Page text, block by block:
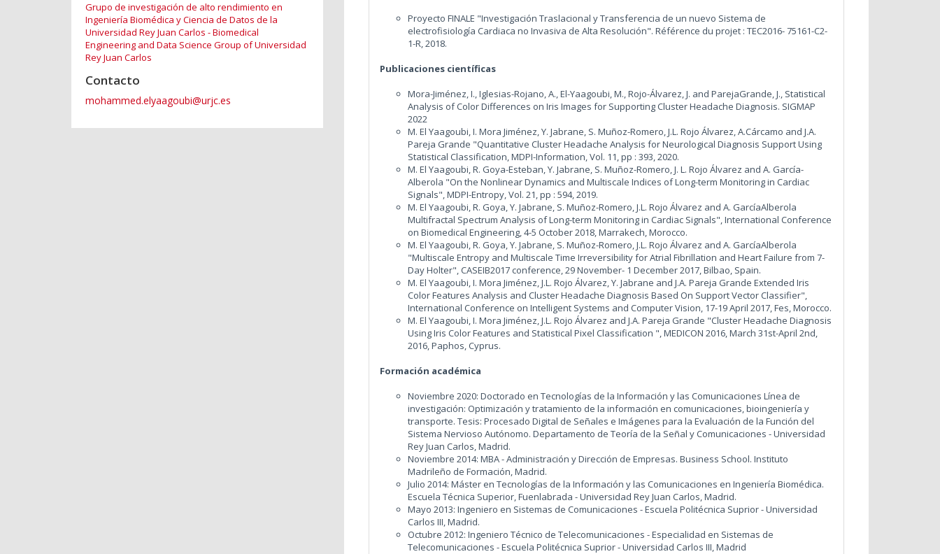
Grupo de investigación de alto rendimiento en
Ingeniería Biomédica y Ciencia de Datos de la
Universidad Rey Juan Carlos - Biomedical
Engineering and Data Science Group of Universidad
Rey Juan Carlos
Contacto
mohammed.elyaagoubi@urjc.es
Proyecto FINALE "Investigación Traslacional y Transferencia de un nuevo Sistema de
electrofisiología Cardiaca no Invasiva de Alta Resolución". Référence du projet : TEC2016- 75161-C2-
1-R, 2018.
Publicaciones científicas
Mora-Jiménez, I., Iglesias-Rojano, A., El-Yaagoubi, M., Rojo-Álvarez, J. and ParejaGrande, J., Statistical
Analysis of Color Differences on Iris Images for Supporting Cluster Headache Diagnosis. SIGMAP
2022
M. El Yaagoubi, I. Mora Jiménez, Y. Jabrane, S. Muñoz-Romero, J.L. Rojo Álvarez, A.Cárcamo and J.A.
Pareja Grande "Quantitative Cluster Headache Analysis for Neurological Diagnosis Support Using
Statistical Classification, MDPI-Information, Vol. 11, pp : 393, 2020.
M. El Yaagoubi, R. Goya-Esteban, Y. Jabrane, S. Muñoz-Romero, J. L. Rojo Álvarez and A. García-
Alberola "On the Nonlinear Dynamics and Multiscale Indices of Long-term Monitoring in Cardiac
Signals", MDPI-Entropy, Vol. 21, pp : 594, 2019.
M. El Yaagoubi, R. Goya, Y. Jabrane, S. Muñoz-Romero, J.L. Rojo Álvarez and A. GarcíaAlberola
Multifractal Spectrum Analysis of Long-term Monitoring in Cardiac Signals", International Conference
on Biomedical Engineering, 4-5 October 2018, Marrakech, Morocco.
M. El Yaagoubi, R. Goya, Y. Jabrane, S. Muñoz-Romero, J.L. Rojo Álvarez and A. GarcíaAlberola
"Multiscale Entropy and Multiscale Time Irreversibility for Atrial Fibrillation and Heart Failure from 7-
Day Holter", CASEIB2017 conference, 29 November- 1 December 2017, Bilbao, Spain.
M. El Yaagoubi, I. Mora Jiménez, J.L. Rojo Álvarez, Y. Jabrane and J.A. Pareja Grande Extended Iris
Color Features Analysis and Cluster Headache Diagnosis Based On Support Vector Classifier",
International Conference on Intelligent Systems and Computer Vision, 17-19 April 2017, Fes, Morocco.
M. El Yaagoubi, I. Mora Jiménez, J.L. Rojo Álvarez and J.A. Pareja Grande "Cluster Headache Diagnosis
Using Iris Color Features and Statistical Pixel Classification ", MEDICON 2016, March 31st-April 2nd,
2016, Paphos, Cyprus.
Formación académica
Noviembre 2020: Doctorado en Tecnologías de la Información y las Comunicaciones Línea de
investigación: Optimización y tratamiento de la información en comunicaciones, bioingeniería y
transporte. Tesis: Procesado Digital de Señales e Imágenes para la Evaluación de la Función del
Sistema Nervioso Autónomo. Departamento de Teoría de la Señal y Comunicaciones - Universidad
Rey Juan Carlos, Madrid.
Noviembre 2014: MBA - Administración y Dirección de Empresas. Business School. Instituto
Madrileño de Formación, Madrid.
Julio 2014: Máster en Tecnologías de la Información y las Comunicaciones en Ingeniería Biomédica.
Escuela Técnica Superior, Fuenlabrada - Universidad Rey Juan Carlos, Madrid.
Mayo 2013: Ingeniero en Sistemas de Comunicaciones - Escuela Politécnica Suprior - Universidad
Carlos III, Madrid.
Octubre 2012: Ingeniero Técnico de Telecomunicaciones - Especialidad en Sistemas de
Telecomunicaciones - Escuela Politécnica Suprior - Universidad Carlos III, Madrid